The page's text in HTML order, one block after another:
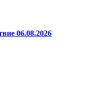
06.08.2026